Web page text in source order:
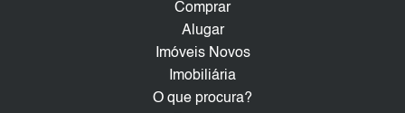
Comprar
Alugar
Imóveis Novos
Imobiliária
O que procura?